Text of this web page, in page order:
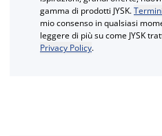
gamma di prodotti JYSK.
mio consenso in qualsiasi
leggere di più su come JYSK
Privacy Policy.